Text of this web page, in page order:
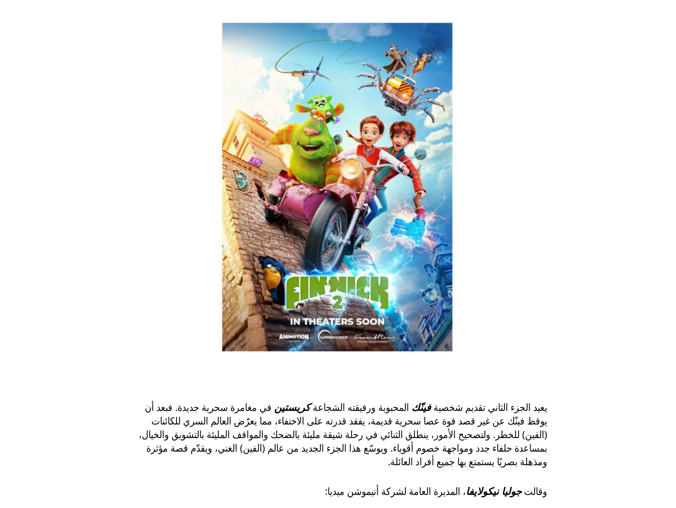
يعيد الجزء الثاني تقديم شخصيةفينّك المحبوبة ورفيقته الشجاعةكريستين في مغامرة سحرية جديدة. فبعد أن
يوقظ فينّك عن غير قصد قوة عصا سحرية قديمة، يفقد قدرته على الاختفاء، مما يعرّض العالم السري للكائنات
(الفين) للخطر. ولتصحيح الأمور، ينطلق الثنائي في رحلة شيقة مليئة بالضحك والمواقف المليئة بالتشويق والخيال،
بمساعدة حلفاء جدد ومواجهة خصوم أقوياء. ويوسّع هذا الجزء الجديد من عالم (الفين) الغني، ويقدّم قصة مؤثرة
ومذهلة بصريًا يستمتع بها جميع أفراد العائلة.
وقالتجوليا نيكولايفا، المديرة العامة لشركة أنيموشن ميديا: